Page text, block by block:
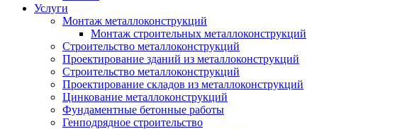
Услуги
Монтаж металлоконструкций
Монтаж строительных металлоконструкций
Строительство металлоконструкций
Проектирование зданий из металлоконструкций
Строительство металлоконструкций
Проектирование складов из металлоконструкций
Цинкование металлоконструкций
Фундаментные бетонные работы
Генподрядное строительство